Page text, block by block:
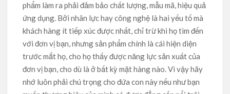
phẩm làm ra phải đảm bảo chất lượng, mẫu mã, hiệu quả
ứng dụng. Bởi nhân lực hay công nghệ là hai yếu tố mà
khách hàng ít tiếp xúc được nhất, chỉ trừ khi họ tìm đến
với đơn vị bạn, nhưng sản phẩm chính là cái hiện diện
trước mắt họ, cho họ thấy được năng lực sản xuất của
đơn vị bạn, cho dù là ở bất kỳ mặt hàng nào. Vì vậy hãy
nhớ luôn phải chú trọng cho đứa con này nếu như bạn